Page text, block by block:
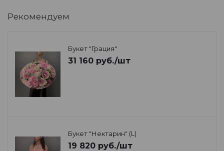
Рекомендуем
Букет "Грация"
31 160 руб./шт
Букет "Нектарин" (L)
19 820 руб./шт